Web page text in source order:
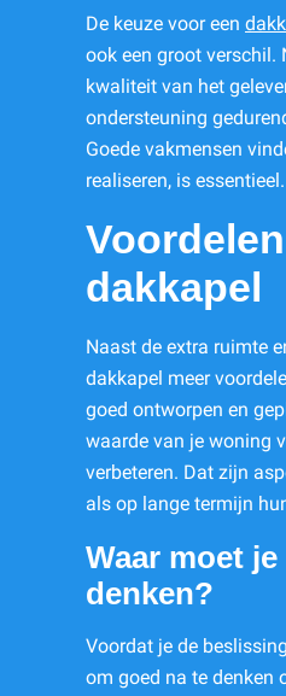
De keuze voor een
ook een groot verschil.
kwaliteit van het
ondersteuning
Goede vakmensen
realiseren, is essentieel.
dakkapel
Naast de extra ruimte
dakkapel meer
goed ontworpen en
waarde van je woning
verbeteren. Dat zijn
als op lange termijn
Waar moet
denken?
Voordat je de
om goed na te denken